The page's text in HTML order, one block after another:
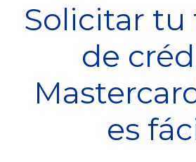
Solicitar tu
de
es